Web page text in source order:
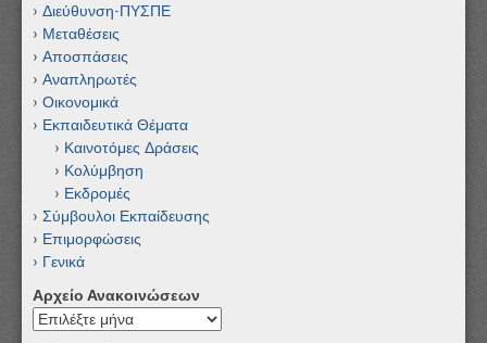
Διεύθυνση-ΠΥΣΠΕ
Μεταθέσεις
Αποσπάσεις
Αναπληρωτές
Οικονομικά
Εκπαιδευτικά Θέματα
Καινοτόμες Δράσεις
Κολύμβηση
Εκδρομές
Σύμβουλοι Εκπαίδευσης
Επιμορφώσεις
Γενικά
Αρχείο Ανακοινώσεων
Αρχείο